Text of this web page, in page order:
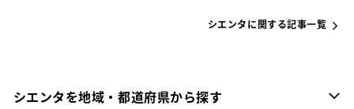
シエンタに関する記事一覧
シエンタを地域・都道府県から探す